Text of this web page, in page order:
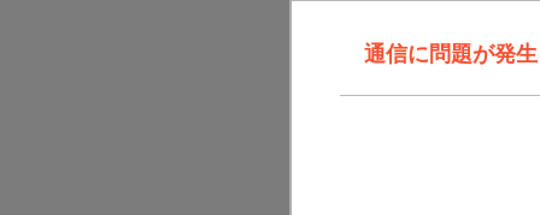
通信に問題が発